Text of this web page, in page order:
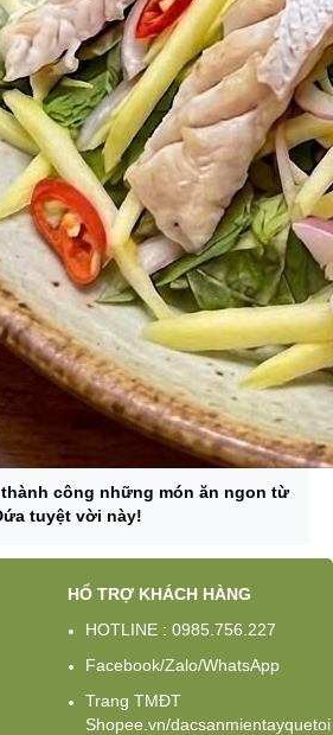
công những món ăn ngon từ
tuyệt vời này!
HỔ TRỢ KHÁCH HÀNG
HOTLINE : 0985.756.227
Facebook/Zalo/WhatsApp
Trang TMĐT
Shopee.vn/dacsanmientayquetoi